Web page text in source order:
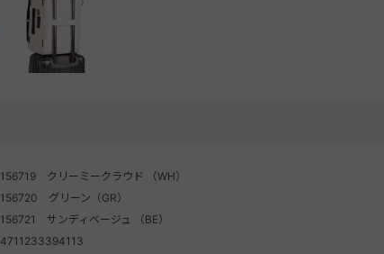
156719 クリーミークラウド （WH）
156720 グリーン（GR）
156721 サンディベージュ （BE）
4711233394113